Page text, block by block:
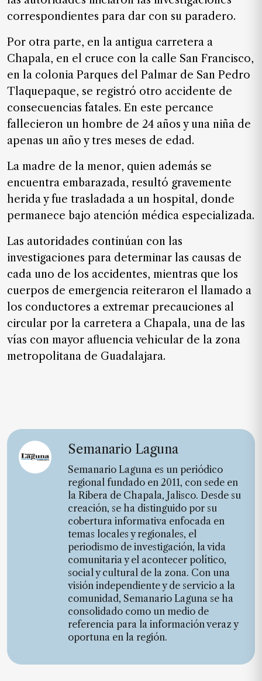
correspondientes para dar con su paradero.
Por otra parte, en la antigua carretera a
Chapala, en el cruce con la calle San Francisco,
en la colonia Parques del Palmar de San Pedro
Tlaquepaque, se registró otro accidente de
consecuencias fatales. En este percance
fallecieron un hombre de 24 años y una niña de
apenas un año y tres meses de edad.
La madre de la menor, quien además se
encuentra embarazada, resultó gravemente
herida y fue trasladada a un hospital, donde
permanece bajo atención médica especializada.
Las autoridades continúan con las
investigaciones para determinar las causas de
cada uno de los accidentes, mientras que los
cuerpos de emergencia reiteraron el llamado a
los conductores a extremar precauciones al
circular por la carretera a Chapala, una de las
vías con mayor afluencia vehicular de la zona
metropolitana de Guadalajara.
Semanario Laguna
Semanario Laguna es un periódico
regional fundado en 2011, con sede en
la Ribera de Chapala, Jalisco. Desde su
creación, se ha distinguido por su
cobertura informativa enfocada en
temas locales y regionales, el
periodismo de investigación, la vida
comunitaria y el acontecer político,
social y cultural de la zona. Con una
visión independiente y de servicio a la
comunidad, Semanario Laguna se ha
consolidado como un medio de
referencia para la información veraz y
oportuna en la región.